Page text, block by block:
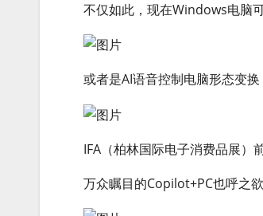
不仅如此，现在Windows电脑
或者是AI语音控制电脑形态变
IFA（柏林国际电子消费品展）
万众瞩目的Copilot+PC也呼之